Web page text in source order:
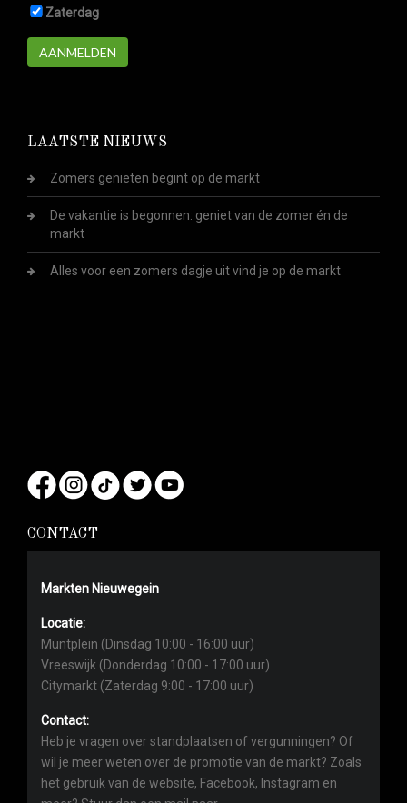
Zaterdag
AANMELDEN
LAATSTE NIEUWS
Zomers genieten begint op de markt
De vakantie is begonnen: geniet van de zomer én de
markt
Alles voor een zomers dagje uit vind je op de markt
CONTACT
Markten Nieuwegein
Locatie:
Muntplein (Dinsdag 10:00 - 16:00 uur)
Vreeswijk (Donderdag 10:00 - 17:00 uur)
Citymarkt (Zaterdag 9:00 - 17:00 uur)
Contact:
Heb je vragen over standplaatsen of vergunningen? Of
wil je meer weten over de promotie van de markt? Zoals
het gebruik van de website, Facebook, Instagram en